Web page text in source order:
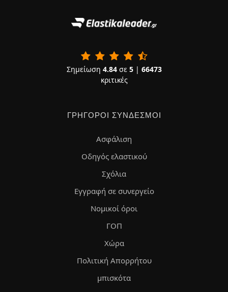
Σημείωση 4.84σε 5| 66473
κριτικές
ΓΡΉΓΟΡΟΙ ΣΎΝΔΕΣΜΟΙ
Ασφάλιση
Οδηγός ελαστικού
Σχόλια
Εγγραφή σε συνεργείο
Νομικοί όροι
ΓΟΠ
Χώρα
Πολιτική Απορρήτου
μπισκότα